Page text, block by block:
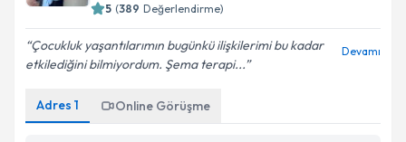
5 (389 Değerlendirme)
Çocukluk yaşantılarımın bugünkü ilişkilerimi bu kadar
etkilediğini bilmiyordum. Şema terapi...
Devamı
Adres 1 Online Görüşme